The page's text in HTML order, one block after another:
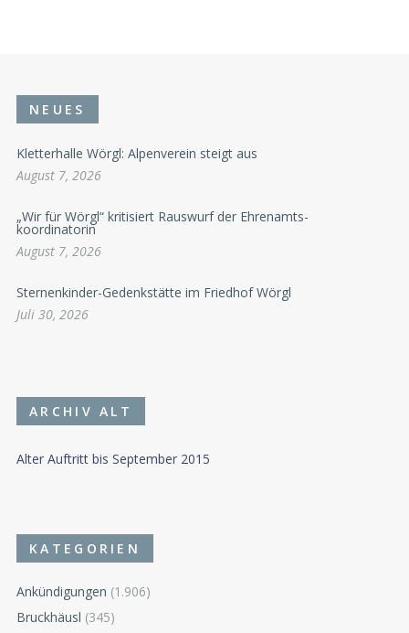
NEUES
Kletterhalle Wörgl: Alpenverein steigt aus
August 7, 2026
„Wir für Wörgl“ kritisiert Rauswurf der Ehrenamts-
koordinatorin
August 7, 2026
Sternenkinder-Gedenkstätte im Friedhof Wörgl
Juli 30, 2026
ARCHIV ALT
Alter Auftritt bis September 2015
KATEGORIEN
Ankündigungen (1.906)
Bruckhäusl (345)